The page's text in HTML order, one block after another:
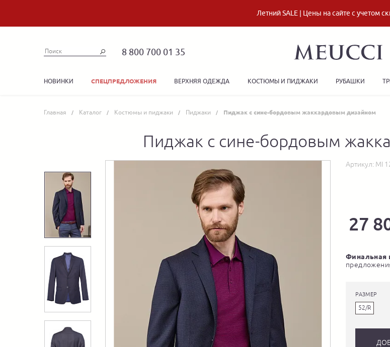
Летний SALE | Цены на сайте с учетом
8 800 700 01 35
НОВИНКИ СПЕЦПРЕДЛОЖЕНИЯ ВЕРХНЯЯ ОДЕЖДА КОСТЮМЫ И ПИДЖАКИ РУБАШКИ
Главная Каталог Костюмы и пиджаки Пиджаки Пиджак с сине-бордовым жаккардовым дизайном
Пиджак с сине-бордовым
Артикул: MI
27
Финальная
РАЗМЕР
52/R